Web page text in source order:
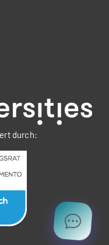
durch: